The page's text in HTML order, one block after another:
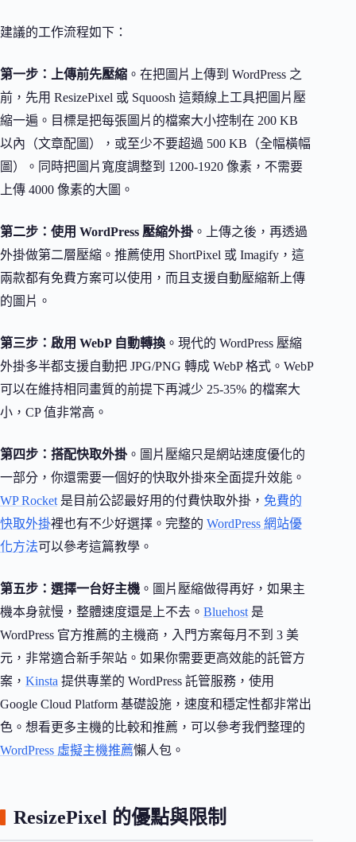
建議的工作流程如下：
第一步：上傳前先壓縮 。在把圖片上傳到 WordPress 之
前，先用 ResizePixel 或 Squoosh 這類線上工具把圖片壓
縮一遍。目標是把每張圖片的檔案大小控制在 200 KB
以內（文章配圖），或至少不要超過 500 KB（全幅橫幅
圖）。同時把圖片寬度調整到 1200-1920 像素，不需要
上傳 4000 像素的大圖。
第二步：使用 WordPress 壓縮外掛。上傳之後，再透過
外掛做第二層壓縮。推薦使用 ShortPixel 或 Imagify，這
兩款都有免費方案可以使用，而且支援自動壓縮新上傳
的圖片。
第三步：啟用 WebP 自動轉換 。現代的 WordPress 壓縮
外掛多半都支援自動把 JPG/PNG 轉成 WebP 格式。WebP
可以在維持相同畫質的前提下再減少 25-35% 的檔案大
小，CP 值非常高。
第四步：搭配快取外掛。圖片壓縮只是網站速度優化的
一部分，你還需要一個好的快取外掛來全面提升效能。
WP Rocket 是目前公認最好用的付費快取外掛， 免費的
快取外掛裡也有不少好選擇。完整的 WordPress 網站優
化方法可以參考這篇教學。
第五步：選擇一台好主機 。圖片壓縮做得再好，如果主
機本身就慢，整體速度還是上不去。 Bluehost 是
WordPress 官方推薦的主機商，入門方案每月不到 3 美
元，非常適合新手架站。如果你需要更高效能的託管方
案， Kinsta 提供專業的 WordPress 託管服務，使用
Google Cloud Platform 基礎設施，速度和穩定性都非常出
色。想看更多主機的比較和推薦，可以參考我們整理的
WordPress 虛擬主機推薦懶人包。
ResizePixel 的優點與限制